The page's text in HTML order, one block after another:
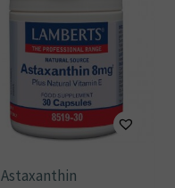
Astaxanthin